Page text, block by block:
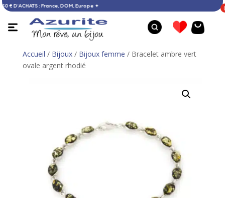
DÈS 60 € D’ACHATS : France, DOM, Europe ✦
Accueil / Bijoux/ Bijoux femme / Bracelet ambre vert
ovale argent rhodié